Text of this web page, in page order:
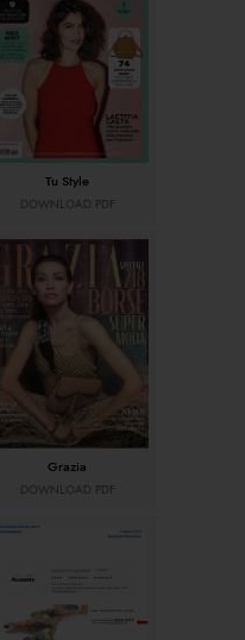
Tu Style
DOWNLOAD PDF
Grazia
DOWNLOAD PDF